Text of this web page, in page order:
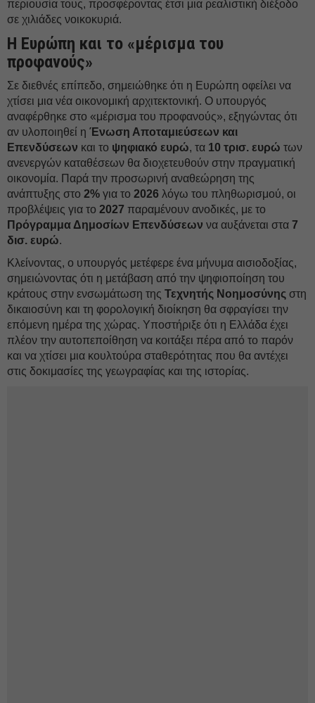
περιουσία τους, προσφέροντας έτσι μια ρεαλιστική διέξοδο
σε χιλιάδες νοικοκυριά.
Η Ευρώπη και το «μέρισμα του
προφανούς»
Σε διεθνές επίπεδο, σημειώθηκε ότι η Ευρώπη οφείλει να
χτίσει μια νέα οικονομική αρχιτεκτονική. Ο υπουργός
αναφέρθηκε στο «μέρισμα του προφανούς», εξηγώντας ότι
αν υλοποιηθεί η Ένωση Αποταμιεύσεων και
Επενδύσεων και το ψηφιακό ευρώ, τα 10 τρισ. ευρώ των
ανενεργών καταθέσεων θα διοχετευθούν στην πραγματική
οικονομία. Παρά την προσωρινή αναθεώρηση της
ανάπτυξης στο 2% για το 2026 λόγω του πληθωρισμού, οι
προβλέψεις για το 2027 παραμένουν ανοδικές, με το
Πρόγραμμα Δημοσίων Επενδύσεων να αυξάνεται στα 7
δισ. ευρώ.
Κλείνοντας, ο υπουργός μετέφερε ένα μήνυμα αισιοδοξίας,
σημειώνοντας ότι η μετάβαση από την ψηφιοποίηση του
κράτους στην ενσωμάτωση της Τεχνητής Νοημοσύνης στη
δικαιοσύνη και τη φορολογική διοίκηση θα σφραγίσει την
επόμενη ημέρα της χώρας. Υποστήριξε ότι η Ελλάδα έχει
πλέον την αυτοπεποίθηση να κοιτάξει πέρα από το παρόν
και να χτίσει μια κουλτούρα σταθερότητας που θα αντέχει
στις δοκιμασίες της γεωγραφίας και της ιστορίας.